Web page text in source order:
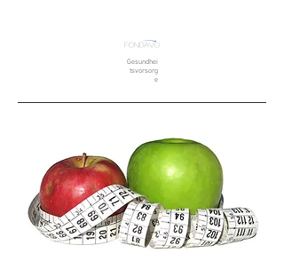
Gesundhei
tsvorsorg
e